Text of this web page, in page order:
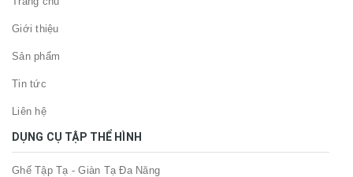
Giới thiệu
Sản phẩm
Tin tức
Liên hệ
DỤNG CỤ TẬP THỂ HÌNH
Ghế Tập Tạ - Giàn Tạ Đa Năng